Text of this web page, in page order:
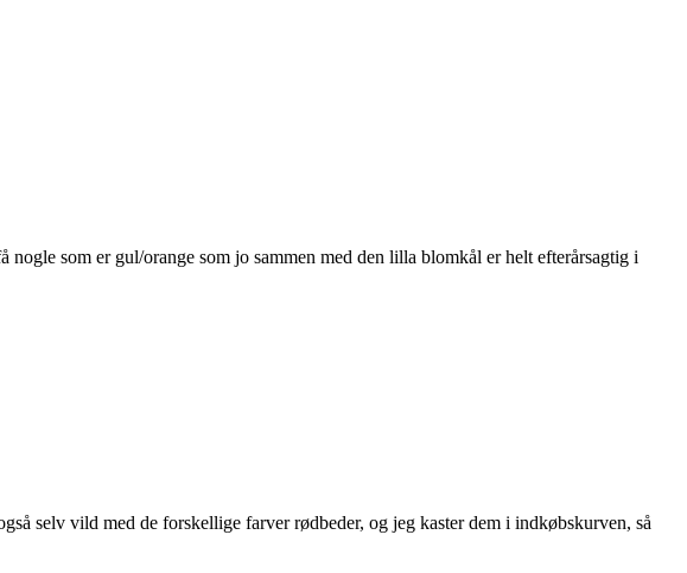
som er gul/orange som jo sammen med den lilla blomkål er helt efterårsagtig i
selv vild med de forskellige farver rødbeder, og jeg kaster dem i indkøbskurven, så